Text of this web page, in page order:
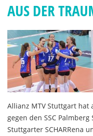
AUS DER
Allianz MTV Stuttgart hat
gegen den SSC
Stuttgarter SCHARRena